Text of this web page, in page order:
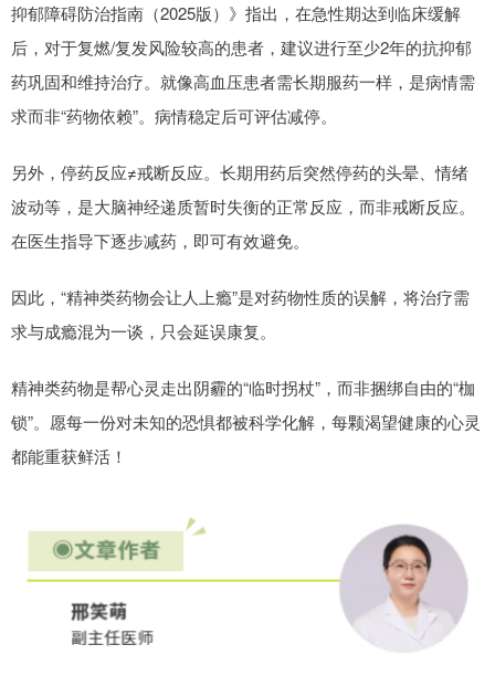
抑郁障碍防治指南（2025版）》指出，在急性期达到临床缓解
后，对于复燃/复发风险较高的患者，建议进行至少2年的抗抑郁
药巩固和维持治疗。就像高血压患者需长期服药一样，是病情需
求而非“药物依赖”。病情稳定后可评估减停。
另外，停药反应≠戒断反应。长期用药后突然停药的头晕、情绪
波动等，是大脑神经递质暂时失衡的正常反应，而非戒断反应。
在医生指导下逐步减药，即可有效避免。
因此，“精神类药物会让人上瘾”是对药物性质的误解，将治疗需
求与成瘾混为一谈，只会延误康复。
精神类药物是帮心灵走出阴霾的“临时拐杖”，而非捆绑自由的“枷
锁”。愿每一份对未知的恐惧都被科学化解，每颗渴望健康的心灵
都能重获鲜活！